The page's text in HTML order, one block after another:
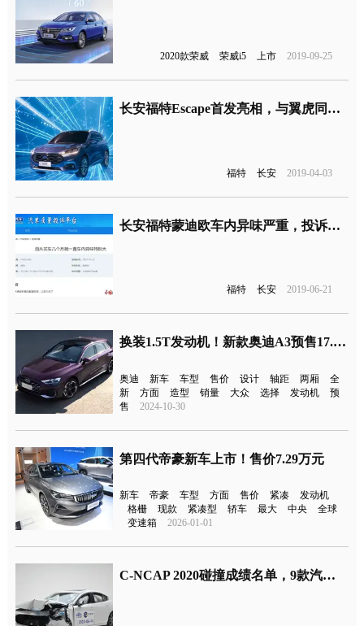
2020款荣威 荣威i5 上市 2019-09-25
长安福特Escape首发亮相，与翼虎同堂销售
福特 长安 2019-04-03
长安福特蒙迪欧车内异味严重，投诉多年未解决
福特 长安 2019-06-21
换装1.5T发动机！新款奥迪A3预售17.59万元起
奥迪 新车 车型 售价 设计 轴距 两厢
全
新
方面 造型 销量 大众 选择 发动机
预
售
2024-10-30
第四代帝豪新车上市！售价7.29万元
新车 帝豪 车型 方面 售价 紧凑
发动机
格栅
现款 紧凑型 轿车 最大 中央
全球
变速箱
2026-01-01
C-NCAP 2020碰撞成绩名单，9款汽车获五星评价